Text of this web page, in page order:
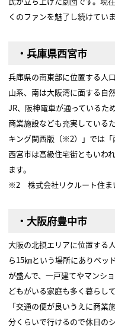
くのファンを魅了し続けていま
・兵庫県西宮市
兵庫県の南東部に位置する人
山系、南は大阪湾に面する自
JR、阪神電車が通っているた
商業施設なども充実している
キング関西版（※2）」では「
西宮市は高級住宅街ともいわ
ます。
※2 株式会社リクルート住
・大阪府豊中市
大阪の北摂エリアに位置する
ら15㎞という場所にありベッ
が盛んで、一戸建てやマンシ
どもがいる家庭も多く暮らし
「交通の便が良いうえに商
分くらいで行けるので休日の